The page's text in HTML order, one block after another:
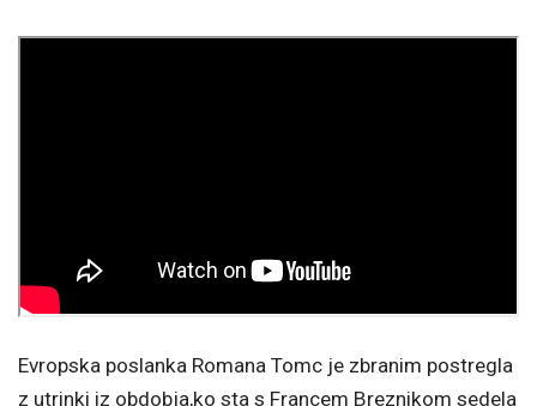
Evropska poslanka Romana Tomc je zbranim postregla
z utrinki iz obdobja,ko sta s Francem Breznikom sedela